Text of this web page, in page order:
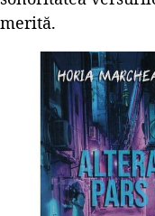
merită.